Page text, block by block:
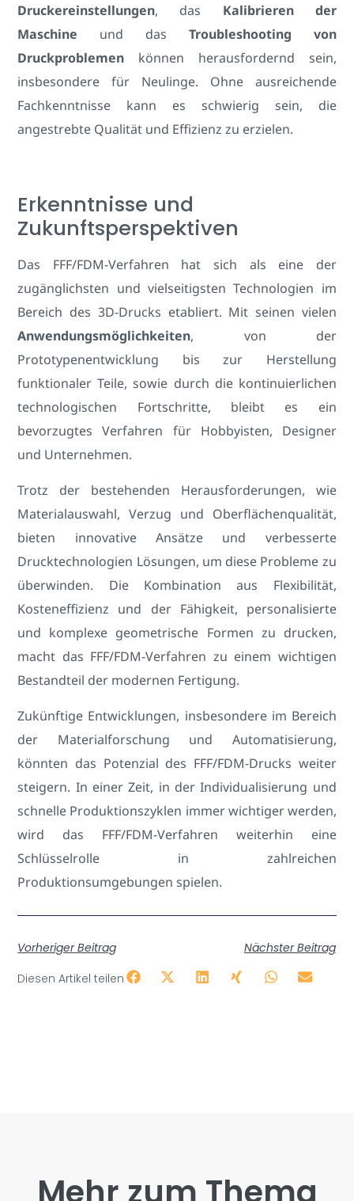
Druckereinstellungen, das Kalibrieren der
Maschine und das Troubleshooting von
Druckproblemen können herausfordernd sein,
insbesondere für Neulinge. Ohne ausreichende
Fachkenntnisse kann es schwierig sein, die
angestrebte Qualität und Effizienz zu erzielen.
Erkenntnisse und
Zukunftsperspektiven
Das FFF/FDM-Verfahren hat sich als eine der
zugänglichsten und vielseitigsten Technologien im
Bereich des 3D-Drucks etabliert. Mit seinen vielen
Anwendungsmöglichkeiten, von der
Prototypenentwicklung bis zur Herstellung
funktionaler Teile, sowie durch die kontinuierlichen
technologischen Fortschritte, bleibt es ein
bevorzugtes Verfahren für Hobbyisten, Designer
und Unternehmen.
Trotz der bestehenden Herausforderungen, wie
Materialauswahl, Verzug und Oberflächenqualität,
bieten innovative Ansätze und verbesserte
Drucktechnologien Lösungen, um diese Probleme zu
überwinden. Die Kombination aus Flexibilität,
Kosteneffizienz und der Fähigkeit, personalisierte
und komplexe geometrische Formen zu drucken,
macht das FFF/FDM-Verfahren zu einem wichtigen
Bestandteil der modernen Fertigung.
Zukünftige Entwicklungen, insbesondere im Bereich
der Materialforschung und Automatisierung,
könnten das Potenzial des FFF/FDM-Drucks weiter
steigern. In einer Zeit, in der Individualisierung und
schnelle Produktionszyklen immer wichtiger werden,
wird das FFF/FDM-Verfahren weiterhin eine
Schlüsselrolle in zahlreichen
Produktionsumgebungen spielen.
Vorheriger Beitrag
Nächster Beitrag
Diesen Artikel teilen